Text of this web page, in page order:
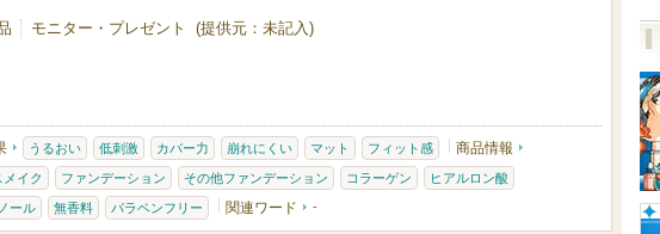
す
モニター・プレゼント (提供元：未記入)
うるおい 低刺激 カバー力 崩れにくい マット フィット感 商品情報
イク ファンデーション その他ファンデーション コラーゲン ヒアルロン酸
ール 無香料 パラベンフリー 関連ワード -